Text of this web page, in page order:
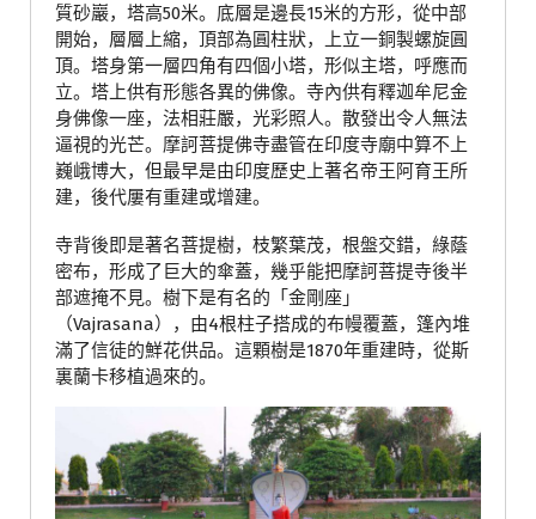
質砂巖，塔高50米。底層是邊長15米的方形，從中部
開始，層層上縮，頂部為圓柱狀，上立一銅製螺旋圓
頂。塔身第一層四角有四個小塔，形似主塔，呼應而
立。塔上供有形態各異的佛像。寺內供有釋迦牟尼金
身佛像一座，法相莊嚴，光彩照人。散發出令人無法
逼視的光芒。摩訶菩提佛寺盡管在印度寺廟中算不上
巍峨博大，但最早是由印度歷史上著名帝王阿育王所
建，後代屢有重建或增建。
寺背後即是著名菩提樹，枝繁葉茂，根盤交錯，綠蔭
密布，形成了巨大的傘蓋，幾乎能把摩訶菩提寺後半
部遮掩不見。樹下是有名的「金剛座」
（Vajrasana），由4根柱子搭成的布幔覆蓋，篷內堆
滿了信徒的鮮花供品。這顆樹是1870年重建時，從斯
裏蘭卡移植過來的。